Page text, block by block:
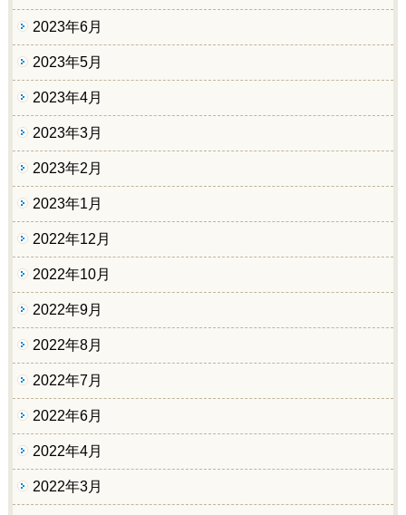
2023年6月
2023年5月
2023年4月
2023年3月
2023年2月
2023年1月
2022年12月
2022年10月
2022年9月
2022年8月
2022年7月
2022年6月
2022年4月
2022年3月